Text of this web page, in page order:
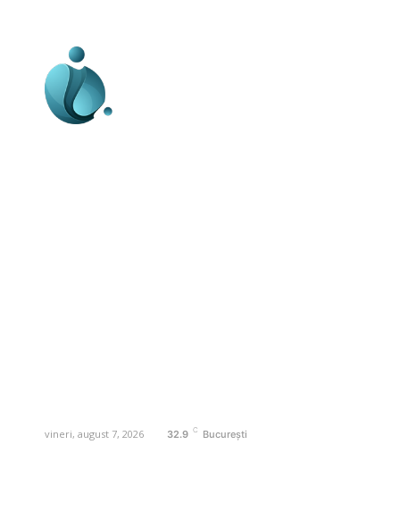
vineri, august 7, 2026 32.9 C București